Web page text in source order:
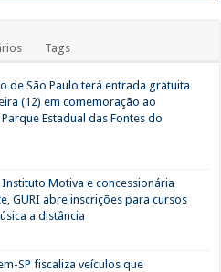
Tags
de São Paulo terá entrada gratuita
(12) em comemoração ao
Estadual das Fontes do
Motiva e concessionária
GURI abre inscrições para cursos
a distância
SP fiscaliza veículos que